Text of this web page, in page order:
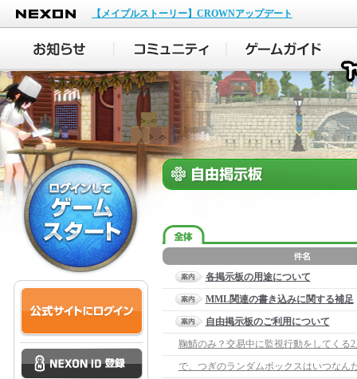
NEXON
【メイプルストーリー】CROWNアップデート
各掲示板の用途について
MML関連の書き込みに関する補足
自由掲示板のご利用について
鞠鯖のみ？交易中に監視行動をしてくる